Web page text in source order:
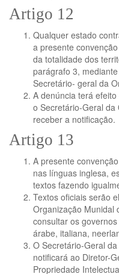
Artigo 12
Qualquer estado
a presente
da totalidade dos
parágrafo 3,
Secretário- geral da
A denúncia terá
o Secretário-Geral da
receber a notificação.
Artigo 13
A presente
nas línguas inglesa,
textos fazendo
Textos oficiais serão
Organização Munidal
consultar os
árabe, italiana,
O Secretário-Geral
notificará ao Diretor-
Propriedade